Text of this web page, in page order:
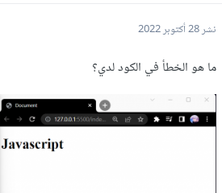
نشر28 أكتوبر 2022
ما هو الخطأ في الكود لدي؟